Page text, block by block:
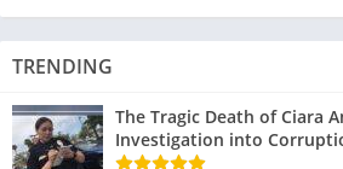
TRENDING
The Tragic Death of Ciara
Investigation into